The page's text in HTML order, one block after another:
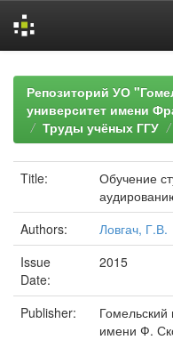
navigationРепозиторий УО
университет имени
Труды учёных ГГУ
Title:
Обучение
Authors:
Ловгач, Г.В.
Issue
Date:
2015
Publisher:
Гомельский
имени Ф.